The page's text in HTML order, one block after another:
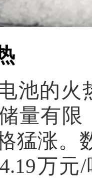
池的火
量有限
猛涨。
万元